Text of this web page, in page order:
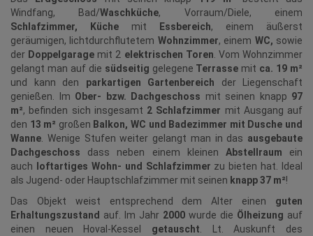
Windfang, Bad/Waschküche, Vorraum/Diele, einem
Schlafzimmer,
Küche mit Essbereich, einem äußerst
geräumigen, lichtdurchflutetem Wohnzimmer, einem WC, sowie
der Doppelgarage mit 2 elektrischen Toren. Vom Wohnzimmer
gelangt man auf die südseitig gelegene Terrasse mit ca. 19 m²
und kann den parkartigen Gartenbereich der Liegenschaft
genießen. Im Ober- bzw. Dachgeschoss mit seinen knapp 97
m², befinden sich insgesamt 2 Schlafzimmer mit Ausgang auf
den 13 m² großen Balkon, WC und Badezimmer mit Dusche und
Wanne. Wenige Stufen weiter gelangt man in das ausgebaute
Dachgeschoss dass neben einem kleinen Abstellraum ein
auch
loftartiges Wohn- und Schlafzimmer zu bieten hat. Ideal
als Jugend- oder Hauptschlafzimmer mit seinen knapp 37 m²!
Das Objekt weist entsprechend dem Alter einen guten
Erhaltungszustand auf. Im Jahr 2000 wurde die Ölheizung auf
einen neuen Hoval-Kessel getauscht. Lt. Auskunft des